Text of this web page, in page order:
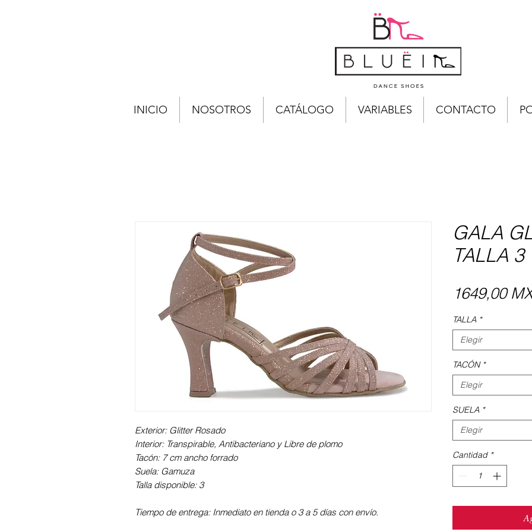
INICIO NOSOTROS CATÁLOGO VARIABLES CONTACTO
Exterior: Glitter Rosado
Interior: Transpirable, Antibacteriano y Libre de plomo
Tacón: 7 cm ancho forrado
Suela: Gamuza
Talla disponible: 3
Tiempo de entrega: Inmediato en tienda o 3 a 5 días con envío.
GALA
TALLA 3
1649,00
TALLA *
Elegir
TACÓN *
Elegir
SUELA *
Elegir
Cantidad *